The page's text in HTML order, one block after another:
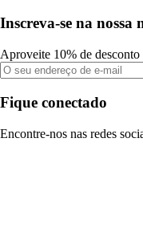
Inscreva-se na nossa
Aproveite 10% de desconto
Fique conectado
Encontre-nos nas redes